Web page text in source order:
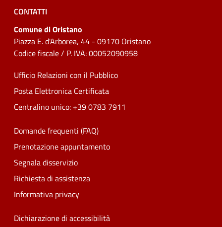
CONTATTI
Comune di Oristano
Piazza E. d'Arborea, 44 - 09170 Oristano
Codice fiscale / P. IVA: 00052090958
Ufficio Relazioni con il Pubblico
Posta Elettronica Certificata
Centralino unico: +39 0783 7911
Domande frequenti (FAQ)
Prenotazione appuntamento
Segnala disservizio
Richiesta di assistenza
Informativa privacy
Dichiarazione di accessibilità